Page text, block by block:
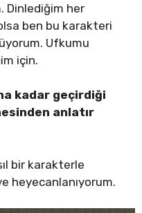
Dinlediğim her
ben bu karakteri
Ufkumu
için.
kadar geçirdiği
anlatır
bir karakterle
heyecanlanıyorum.